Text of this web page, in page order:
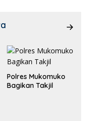
Polres Mukomuko
Bagikan Takjil